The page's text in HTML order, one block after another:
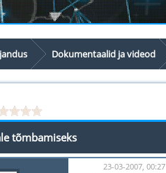
Dokumentaalid ja videod
tõmbamiseks
23-03-2007, 00:27